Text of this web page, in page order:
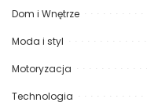
Dom i Wnętrze
Moda i styl
Motoryzacja
Technologia